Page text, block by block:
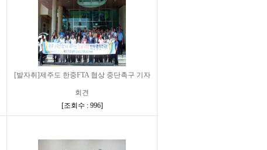
[발자취]제주도 한중FTA 협상 중단촉구 기자
회견
[조회수 : 996]